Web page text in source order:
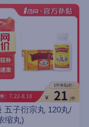
五子衍宗丸 120丸/
缩丸)